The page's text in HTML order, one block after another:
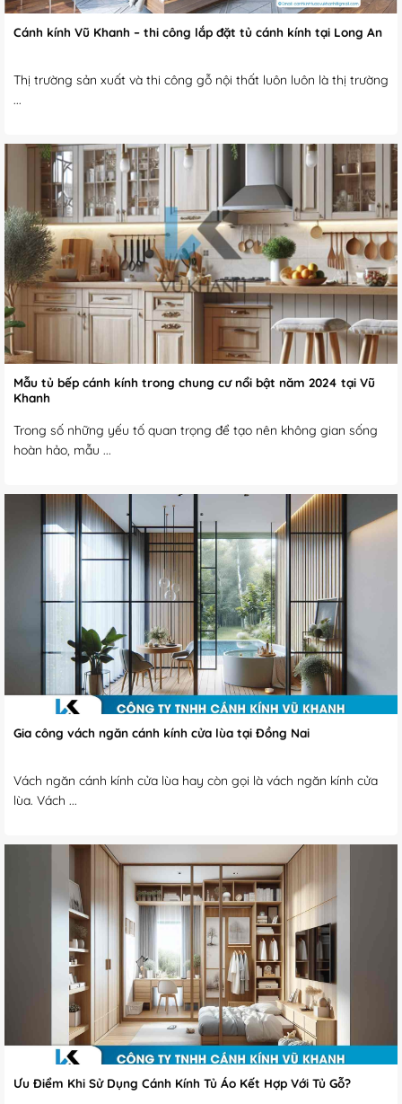
Cánh kính Vũ Khanh – thi công lắp đặt tủ cánh kính tại Long An
Thị trường sản xuất và thi công gỗ nội thất luôn luôn là thị trường
...
Mẫu tủ bếp cánh kính trong chung cư nổi bật năm 2024 tại Vũ
Khanh
Trong số những yếu tố quan trọng để tạo nên không gian sống
hoàn hảo, mẫu ...
Gia công vách ngăn cánh kính cửa lùa tại Đồng Nai
Vách ngăn cánh kính cửa lùa hay còn gọi là vách ngăn kính cửa
lùa. Vách ...
Ưu Điểm Khi Sử Dụng Cánh Kính Tủ Áo Kết Hợp Với Tủ Gỗ?